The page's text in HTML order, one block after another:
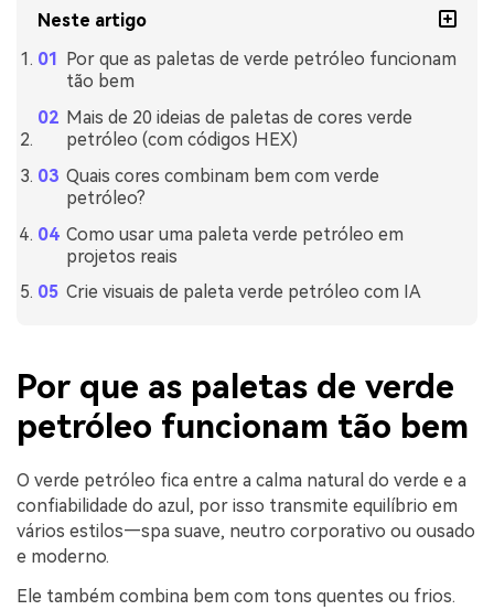
Neste artigo
Por que as paletas de verde petróleo funcionam
tão bem
Mais de 20 ideias de paletas de cores verde
petróleo (com códigos HEX)
Quais cores combinam bem com verde
petróleo?
Como usar uma paleta verde petróleo em
projetos reais
Crie visuais de paleta verde petróleo com IA
Por que as paletas de verde
petróleo funcionam tão bem
O verde petróleo fica entre a calma natural do verde e a
confiabilidade do azul, por isso transmite equilíbrio em
vários estilos—spa suave, neutro corporativo ou ousado
e moderno.
Ele também combina bem com tons quentes ou frios.